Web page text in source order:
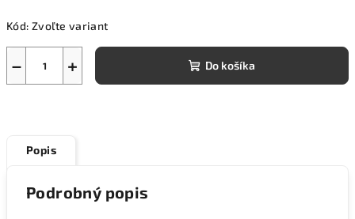
cena:
Kód: Zvoľte variant
+
− Do košíka
Popis
Podrobný popis